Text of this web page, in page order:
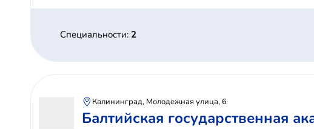
Специальности: 2
Калининград, Молодежная улица, 6
Балтийская государственная